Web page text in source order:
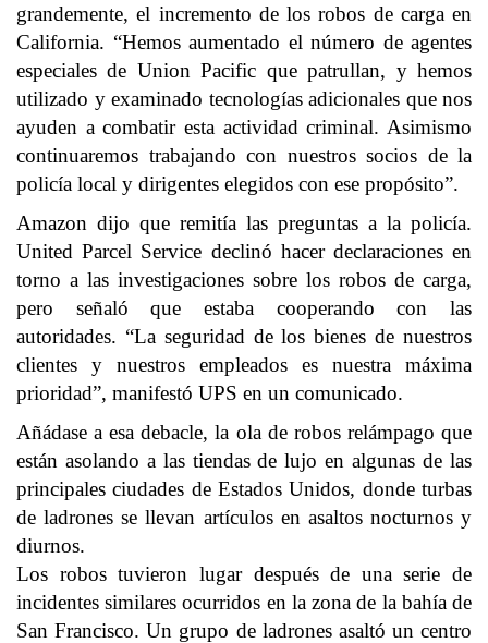
grandemente, el incremento de los robos de carga en
California. “Hemos aumentado el número de agentes
especiales de Union Pacific que patrullan, y hemos
utilizado y examinado tecnologías adicionales que nos
ayuden a combatir esta actividad criminal. Asimismo
continuaremos trabajando con nuestros socios de la
policía local y dirigentes elegidos con ese propósito”.
Amazon dijo que remitía las preguntas a la policía.
United Parcel Service declinó hacer declaraciones en
torno a las investigaciones sobre los robos de carga,
pero señaló que estaba cooperando con las
autoridades. “La seguridad de los bienes de nuestros
clientes y nuestros empleados es nuestra máxima
prioridad”, manifestó UPS en un comunicado.
Añádase a esa debacle, la ola de robos relámpago que
están asolando a las tiendas de lujo en algunas de las
principales ciudades de Estados Unidos, donde turbas
de ladrones se llevan artículos en asaltos nocturnos y
diurnos.
Los robos tuvieron lugar después de una serie de
incidentes similares ocurridos en la zona de la bahía de
San Francisco. Un grupo de ladrones asaltó un centro